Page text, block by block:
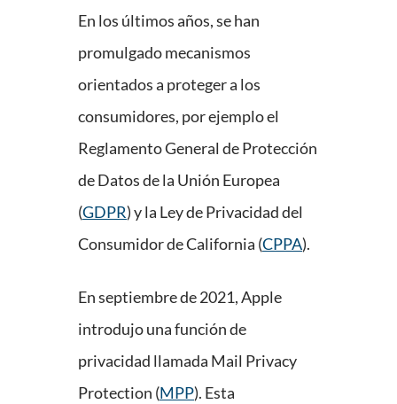
En los últimos años, se han
promulgado mecanismos
orientados a proteger a los
consumidores, por ejemplo el
Reglamento General de Protección
de Datos de la Unión Europea
(GDPR) y la Ley de Privacidad del
Consumidor de California (CPPA).
En septiembre de 2021, Apple
introdujo una función de
privacidad llamada Mail Privacy
Protection (MPP). Esta